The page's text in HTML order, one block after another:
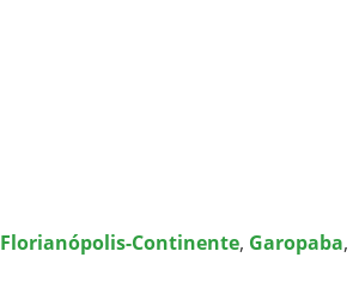
Florianópolis-Continente, Garopaba,